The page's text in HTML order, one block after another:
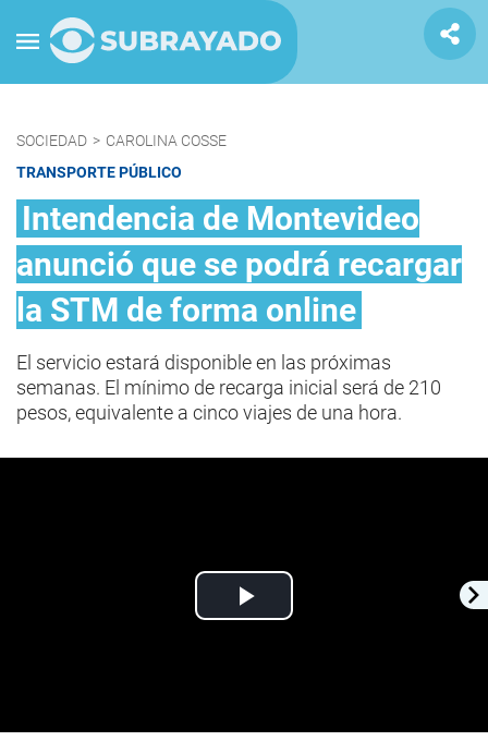
SOCIEDAD > CAROLINA COSSE
TRANSPORTE PÚBLICO
Intendencia de Montevideo
anunció que se podrá recargar
la STM de forma online
El servicio estará disponible en las próximas
semanas. El mínimo de recarga inicial será de 210
pesos, equivalente a cinco viajes de una hora.
Play